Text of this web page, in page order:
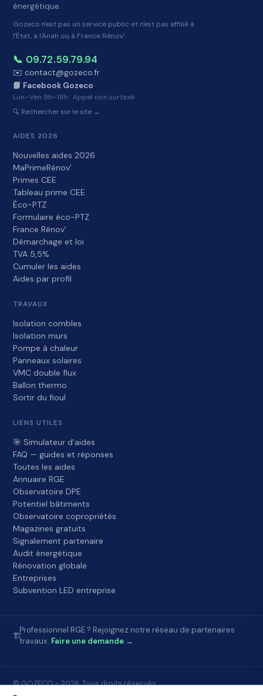
énergétique.
Gozeco n'est pas un service public et n'est pas affilié à
l'État, à l'Anah ou à France Rénov'.
📞 09.72.59.79.94
✉️ contact@gozeco.fr
📘 Facebook Gozeco
Lun–Ven 9h–18h · Appel non surtaxé
🔍 Rechercher sur le site →
AIDES 2026
Nouvelles aides 2026
MaPrimeRénov'
Primes CEE
Tableau prime CEE
Éco-PTZ
Formulaire éco-PTZ
France Rénov'
Démarchage et loi
TVA 5,5%
Cumuler les aides
Aides par profil
TRAVAUX
Isolation combles
Isolation murs
Pompe à chaleur
Panneaux solaires
VMC double flux
Ballon thermo.
Sortir du fioul
LIENS UTILES
🎯 Simulateur d'aides
FAQ — guides et réponses
Toutes les aides
Annuaire RGE
Observatoire DPE
Potentiel bâtiments
Observatoire copropriétés
Magazines gratuits
Signalement partenaire
Audit énergétique
Rénovation globale
Entreprises
Subvention LED entreprise
🏗️
Professionnel RGE ? Rejoignez notre réseau de partenaires
travaux. Faire une demande →
© GOZECO - 2026. Tous droits réservés.